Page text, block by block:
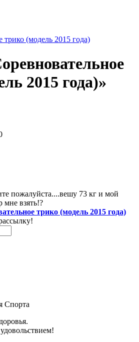
трико (модель 2015 года)
2015 года)»
пожалуйста....вешу 73 кг и мой
мне взять!?
трико (модель 2015 года)
Спорта